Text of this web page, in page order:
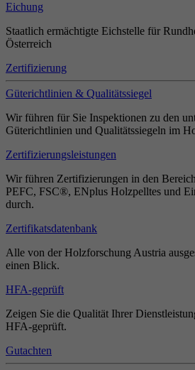
Eichung
Staatlich ermächtigte Eichstelle für
Österreich
Zertifizierung
Güterichtlinien & Qualitätssiegel
Wir führen für Sie Inspektionen zu den
Güterichtlinien und Qualitätssiegeln im
Zertifizierungsleistungen
Wir führen Zertifizierungen in den
PEFC, FSC®, ENplus Holzpelltes und
durch.
Zertifikatsdatenbank
Alle von der Holzforschung Austria
einen Blick.
HFA-geprüft
Zeigen Sie die Qualität Ihrer
HFA-geprüft.
Gutachten